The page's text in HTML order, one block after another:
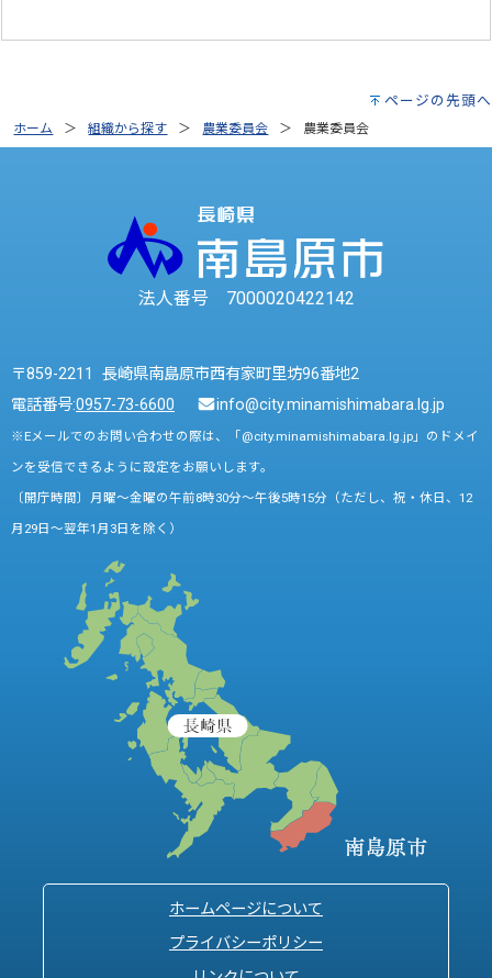
ページの先頭へ
ホーム 組織から探す 農業委員会 農業委員会
法人番号 7000020422142
〒859-2211 長崎県南島原市西有家町里坊96番地2
電話番号:0957-73-6600 info@city.minamishimabara.lg.jp
※Eメールでのお問い合わせの際は、「@city.minamishimabara.lg.jp」のドメイ
ンを受信できるように設定をお願いします。
〔開庁時間〕月曜～金曜の午前8時30分～午後5時15分（ただし、祝・休日、12
月29日～翌年1月3日を除く）
ホームページについて
プライバシーポリシー